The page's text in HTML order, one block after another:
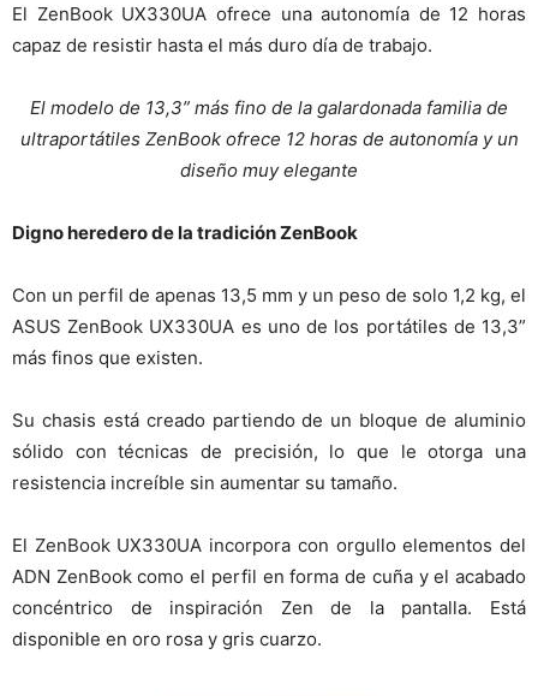
El ZenBook UX330UA ofrece una autonomía de 12 horas
capaz de resistir hasta el más duro día de trabajo.
El modelo de 13,3” más fino de la galardonada familia de
ultraportátiles ZenBook ofrece 12 horas de autonomía y un
diseño muy elegante
Digno heredero de la tradición ZenBook
Con un perfil de apenas 13,5 mm y un peso de solo 1,2 kg, el
ASUS ZenBook UX330UA es uno de los portátiles de 13,3”
más finos que existen.
Su chasis está creado partiendo de un bloque de aluminio
sólido con técnicas de precisión, lo que le otorga una
resistencia increíble sin aumentar su tamaño.
El ZenBook UX330UA incorpora con orgullo elementos del
ADN ZenBook como el perfil en forma de cuña y el acabado
concéntrico de inspiración Zen de la pantalla. Está
disponible en oro rosa y gris cuarzo.